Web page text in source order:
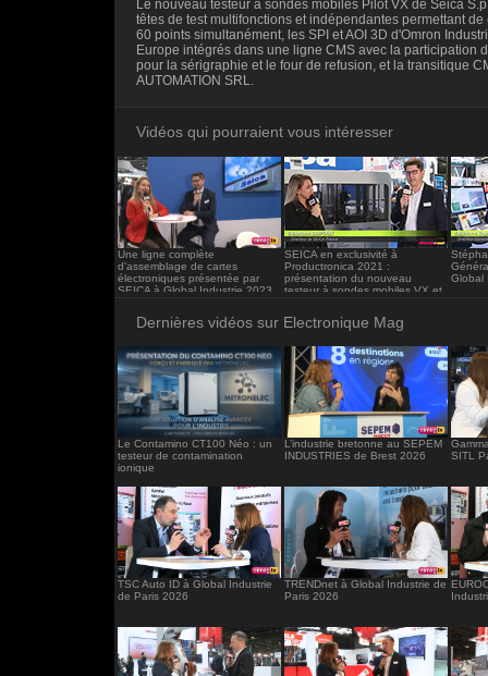
<iframe src="https://www.electronique-
frameborder="0"></iframe>
Le nouveau testeur à sondes mobiles Pilot VX de Seica
têtes de test multifonctions et indépendantes permettant
60 points simultanément, les SPI et AOI 3D d'Omron
Europe intégrés dans une ligne CMS avec la participation
pour la sérigraphie et le four de refusion, et la transitique
AUTOMATION SRL.
Vidéos qui pourraient vous intéresser
Une ligne complète
d'assemblage de cartes
électroniques présentée par
SEICA à Global Industrie 2023
SEICA en exclusivité à
Productronica 2021 :
présentation du nouveau
testeur à sondes mobiles VX et
Global
Dernières vidéos sur Electronique Mag
Le Contamino CT100 Néo : un
testeur de contamination
ionique
L’industrie bretonne au SEPEM
INDUSTRIES de Brest 2026
SITL
TSC Auto ID à Global Industrie
de Paris 2026
TRENDnet à Global Industrie de
Paris 2026